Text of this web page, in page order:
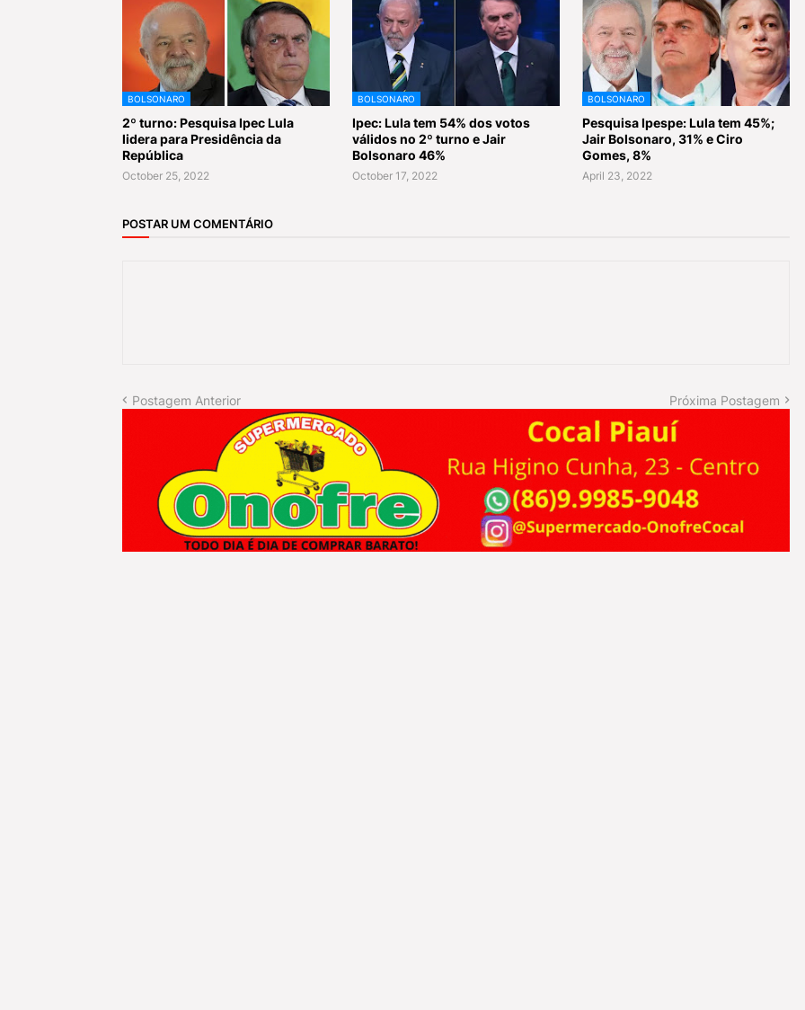
BOLSONARO
2º turno: Pesquisa Ipec Lula
lidera para Presidência da
República
October 25, 2022
BOLSONARO
Ipec: Lula tem 54% dos votos
válidos no 2º turno e Jair
Bolsonaro 46%
October 17, 2022
BOLSONARO
Pesquisa Ipespe: Lula tem 45%;
Jair Bolsonaro, 31% e Ciro
Gomes, 8%
April 23, 2022
POSTAR UM COMENTÁRIO
Postagem Anterior Próxima Postagem